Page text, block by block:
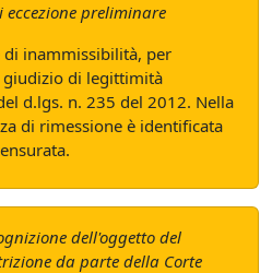
preliminare
di inammissibilità, per
di legittimità
d.lgs. n. 235 del 2012. Nella
di rimessione è identificata
dell'oggetto del
da parte della Corte